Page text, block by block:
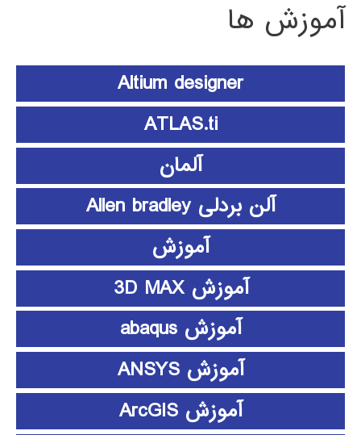
آموزش ها
Altium designer
ATLAS.ti
آلمان
آلن بردلی Allen bradley
آموزش
آموزش 3D MAX
آموزش abaqus
آموزش ANSYS
آموزش ArcGIS